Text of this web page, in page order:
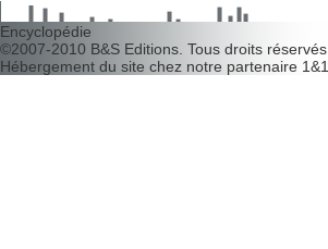
d�couvrir leurs faiblesses !
Encyclopédie
©2007-2010 B&S Editions . Tous droits réservés.
Hébergement du site chez notre partenaire 1&1